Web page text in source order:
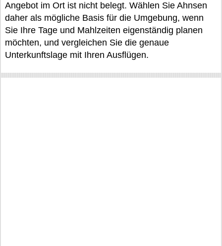
Angebot im Ort ist nicht belegt. Wählen Sie Ahnsen
daher als mögliche Basis für die Umgebung, wenn
Sie Ihre Tage und Mahlzeiten eigenständig planen
möchten, und vergleichen Sie die genaue
Unterkunftslage mit Ihren Ausflügen.